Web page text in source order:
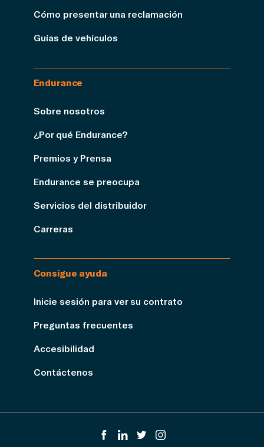
Cómo presentar una reclamación
Guías de vehículos
Endurance
Sobre nosotros
¿Por qué Endurance?
Premios y Prensa
Endurance se preocupa
Servicios del distribuidor
Carreras
Consigue ayuda
Inicie sesión para ver su contrato
Preguntas frecuentes
Accesibilidad
Contáctenos